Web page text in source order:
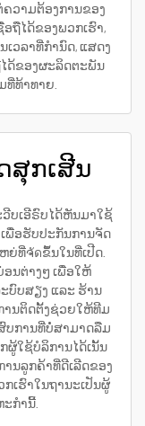
ຄວາມຕ້ອງການຂອງ
ຖືໄດ້ຂອງພວກເຮົາ,
ເວລາທີ່ກຳນົດ, ແສດງ
ດ້ຂອງຜະລິດຕະພັນ
ທີ່ທ້າທາຍ.
ສຸກເສີນ
ບເອີຣົບໄດ້ຫັນມາໃຊ້
ພື່ອຮັບປະກັນການຈັດ
ຍ່ທີ່ຈัดຂຶ້ນໃນທີ່ເປີດ.
ນຕ່າງໆ ເພື່ອໃຫ້
ບົບສຽງ ແລະ ຮ້ານ
ານຕິດຕັ້ງຊ່ວຍໃຫ້ທີມ
ບການທີ່ບໍ່ສາມາດລືມ
ຜູ້ໃຊ້ບໍລິການໄດ້ເນັ້ນ
ານລູກຄ້າທີ່ດີເລີດຂອງ
ກເຮົາໃນຖານະເປັນຜູ້
ກຳນີ້.